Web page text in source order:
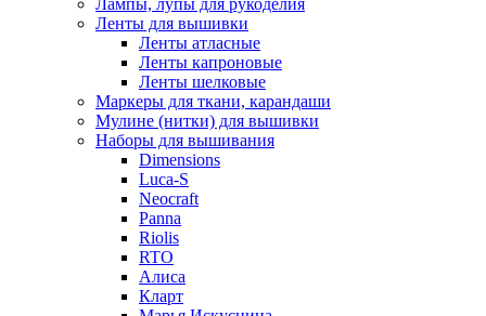
Лампы, лупы для рукоделия
Ленты для вышивки
Ленты атласные
Ленты капроновые
Ленты шелковые
Маркеры для ткани, карандаши
Мулине (нитки) для вышивки
Наборы для вышивания
Dimensions
Luca-S
Neocraft
Panna
Riolis
RTO
Алиса
Кларт